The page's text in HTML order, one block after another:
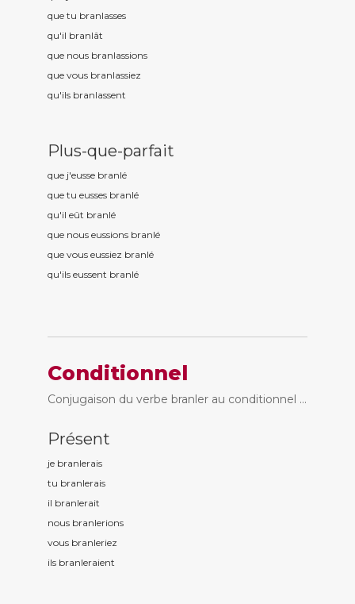
que tu branlasses
qu'il branlât
que nous branlassions
que vous branlassiez
qu'ils branlassent
Plus-que-parfait
que j'eusse branlé
que tu eusses branlé
qu'il eût branlé
que nous eussions branlé
que vous eussiez branlé
qu'ils eussent branlé
Conditionnel
Conjugaison du verbe branler au conditionnel ...
Présent
je branlerais
tu branlerais
il branlerait
nous branlerions
vous branleriez
ils branleraient